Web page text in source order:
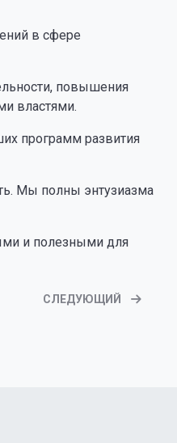
в сфере
повышения
властями.
программ развития
Мы полны энтузиазма
и полезными для
СЛЕДУЮЩИЙ